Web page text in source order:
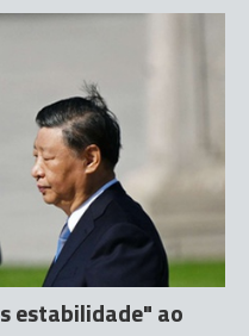
estabilidade" ao